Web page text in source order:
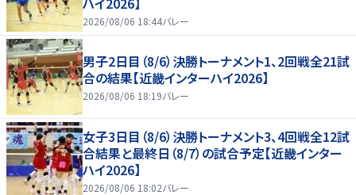
2026/08/06 18:44バレー
男子2日目（8/6）決勝トーナメント1、2回戦全21試
合の結果【近畿インターハイ2026】
2026/08/06 18:19バレー
女子3日目（8/6）決勝トーナメント3、4回戦全12試
合結果と最終日（8/7）の試合予定【近畿インター
ハイ2026】
2026/08/06 18:02バレー